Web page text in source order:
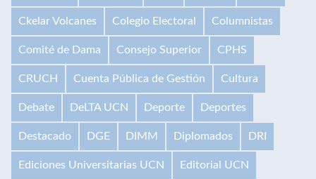
Ckelar Volcanes Colegio Electoral Columnistas
Comité de Dama Consejo Superior CPHS
CRUCH Cuenta Pública de Gestión Cultura
Debate DeLTA UCN Deporte Deportes
Destacado DGE DIMM Diplomados DRI
Ediciones Universitarias UCN Editorial UCN